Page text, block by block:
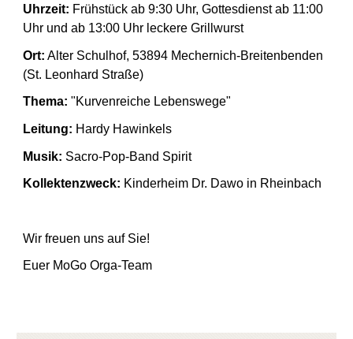
Uhrzeit: Frühstück ab 9:30 Uhr, Gottesdienst ab 11:00
Uhr und ab 13:00 Uhr leckere Grillwurst
Ort: Alter Schulhof, 53894 Mechernich-Breitenbenden
(St. Leonhard Straße)
Thema: "Kurvenreiche Lebenswege"
Leitung: Hardy Hawinkels
Musik: Sacro-Pop-Band Spirit
Kollektenzweck: Kinderheim Dr. Dawo in Rheinbach
Wir freuen uns auf Sie!
Euer MoGo Orga-Team